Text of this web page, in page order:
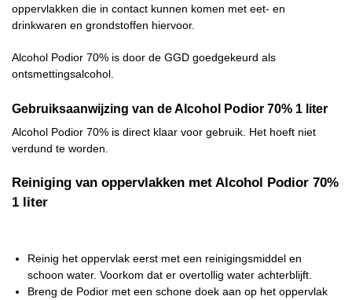
oppervlakken die in contact kunnen komen met eet- en
drinkwaren en grondstoffen hiervoor.
Alcohol Podior 70% is door de GGD goedgekeurd als
ontsmettingsalcohol.
Gebruiksaanwijzing van de Alcohol Podior 70% 1 liter
Alcohol Podior 70% is direct klaar voor gebruik. Het hoeft niet
verdund te worden.
Reiniging van oppervlakken met Alcohol Podior 70%
1 liter
Reinig het oppervlak eerst met een reinigingsmiddel en
schoon water. Voorkom dat er overtollig water achterblijft.
Breng de Podior met een schone doek aan op het oppervlak